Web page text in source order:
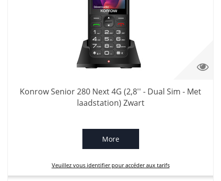
Konrow Senior 280 Next 4G (2,8'' - Dual Sim - Met
laadstation) Zwart
More
Veuillez vous identifier pour accéder aux tarifs